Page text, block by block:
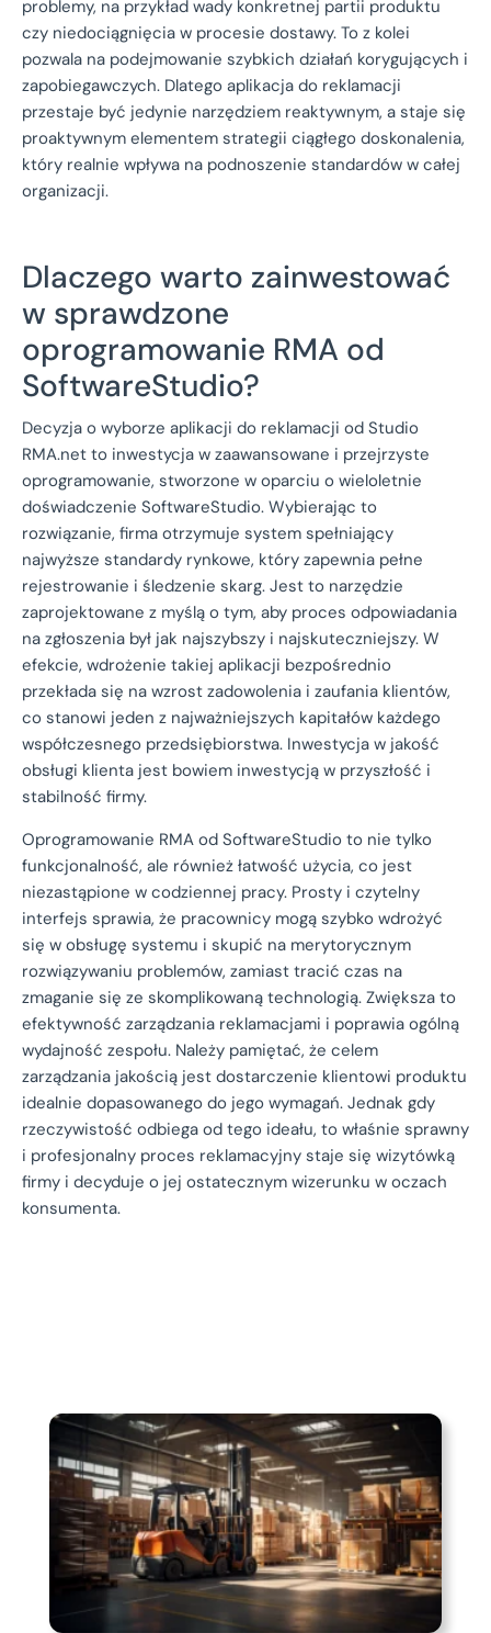
problemy, na przykład wady konkretnej partii produktu
czy niedociągnięcia w procesie dostawy. To z kolei
pozwala na podejmowanie szybkich działań korygujących i
zapobiegawczych. Dlatego aplikacja do reklamacji
przestaje być jedynie narzędziem reaktywnym, a staje się
proaktywnym elementem strategii ciągłego doskonalenia,
który realnie wpływa na podnoszenie standardów w całej
organizacji.
Dlaczego warto zainwestować
w sprawdzone
oprogramowanie RMA od
SoftwareStudio?
Decyzja o wyborze aplikacji do reklamacji od Studio
RMA.net to inwestycja w zaawansowane i przejrzyste
oprogramowanie, stworzone w oparciu o wieloletnie
doświadczenie SoftwareStudio. Wybierając to
rozwiązanie, firma otrzymuje system spełniający
najwyższe standardy rynkowe, który zapewnia pełne
rejestrowanie i śledzenie skarg. Jest to narzędzie
zaprojektowane z myślą o tym, aby proces odpowiadania
na zgłoszenia był jak najszybszy i najskuteczniejszy. W
efekcie, wdrożenie takiej aplikacji bezpośrednio
przekłada się na wzrost zadowolenia i zaufania klientów,
co stanowi jeden z najważniejszych kapitałów każdego
współczesnego przedsiębiorstwa. Inwestycja w jakość
obsługi klienta jest bowiem inwestycją w przyszłość i
stabilność firmy.
Oprogramowanie RMA od SoftwareStudio to nie tylko
funkcjonalność, ale również łatwość użycia, co jest
niezastąpione w codziennej pracy. Prosty i czytelny
interfejs sprawia, że pracownicy mogą szybko wdrożyć
się w obsługę systemu i skupić na merytorycznym
rozwiązywaniu problemów, zamiast tracić czas na
zmaganie się ze skomplikowaną technologią. Zwiększa to
efektywność zarządzania reklamacjami i poprawia ogólną
wydajność zespołu. Należy pamiętać, że celem
zarządzania jakością jest dostarczenie klientowi produktu
idealnie dopasowanego do jego wymagań. Jednak gdy
rzeczywistość odbiega od tego ideału, to właśnie sprawny
i profesjonalny proces reklamacyjny staje się wizytówką
firmy i decyduje o jej ostatecznym wizerunku w oczach
konsumenta.